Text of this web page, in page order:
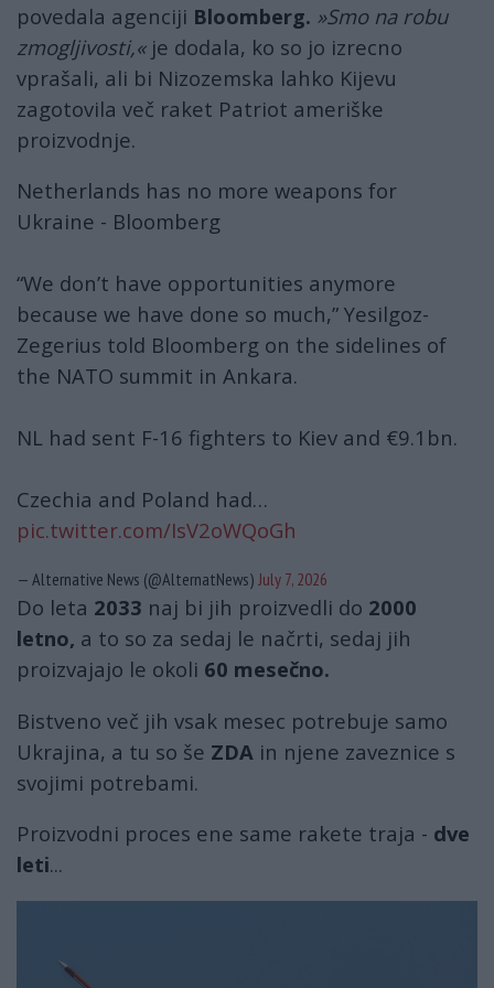
povedala agenciji Bloomberg. »Smo na robu
zmogljivosti,« je dodala, ko so jo izrecno
vprašali, ali bi Nizozemska lahko Kijevu
zagotovila več raket Patriot ameriške
proizvodnje.
Netherlands has no more weapons for
Ukraine - Bloomberg
“We don’t have opportunities anymore
because we have done so much,” Yesilgoz-
Zegerius told Bloomberg on the sidelines of
the NATO summit in Ankara.
NL had sent F-16 fighters to Kiev and €9.1bn.
Czechia and Poland had…
pic.twitter.com/IsV2oWQoGh
— Alternative News (@AlternatNews) July 7, 2026
Do leta 2033 naj bi jih proizvedli do 2000
letno, a to so za sedaj le načrti, sedaj jih
proizvajajo le okoli 60 mesečno.
Bistveno več jih vsak mesec potrebuje samo
Ukrajina, a tu so še ZDA in njene zaveznice s
svojimi potrebami.
Proizvodni proces ene same rakete traja - dve
leti...